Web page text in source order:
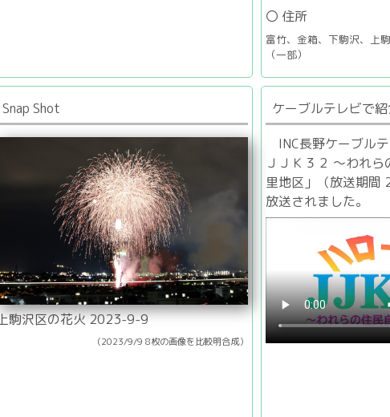
〇 住所
富竹、金箱、下駒沢、上
（一部）
Snap Shot
上駒沢区の花火 2023-9-9
（2023/9/9 8枚の画像を比較明合成）
ケーブルテレビで
INC長野ケーブル
ＪＪＫ３２ ～われ
里地区」（放送期
放送されました。